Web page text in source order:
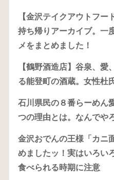
【金沢テイクアウトフ
持ち帰りアーカイブ。一
メをまとめました！
【鶴野酒造店】谷泉、
る能登町の酒蔵。女性杜
石川県民の８番らーめん
つの理由とは。なんでや
金沢おでんの王様「カニ
めましたッ！実はいろい
食べられる時期に注意